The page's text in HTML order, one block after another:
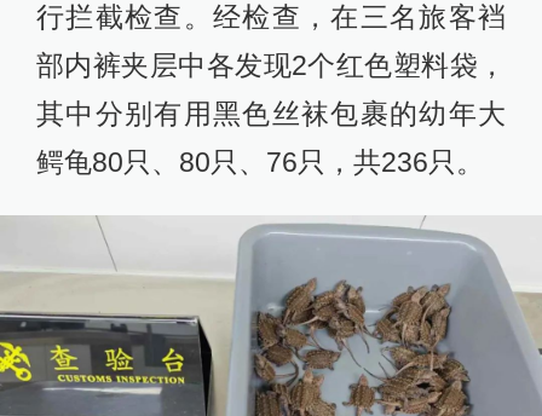
行拦截检查。经检查，在三名旅客裆
部内裤夹层中各发现2个红色塑料袋，
其中分别有用黑色丝袜包裹的幼年大
鳄龟80只、80只、76只，共236只。